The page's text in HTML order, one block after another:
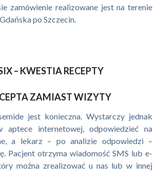
zamówienie realizowane jest na terenie
po Szczecin.
– KWESTIA RECEPTY
ZAMIAST WIZYTY
jest konieczna. Wystarczy jednak
aptece internetowej, odpowiedzieć na
a lekarz – po analizie odpowiedzi –
Pacjent otrzyma wiadomość SMS lub e-
można zrealizować u nas lub w innej